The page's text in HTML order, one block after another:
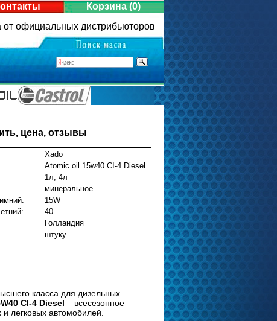
Корзина(0)
от официальных дистрибьюторов
цена, отзывы
Xado
Atomic oil 15w40 CI-4 Diesel
1л, 4л
минеральное
15W
40
Голландия
штуку
класса для дизельных
CI-4 Diesel – всесезонное
легковых автомобилей.